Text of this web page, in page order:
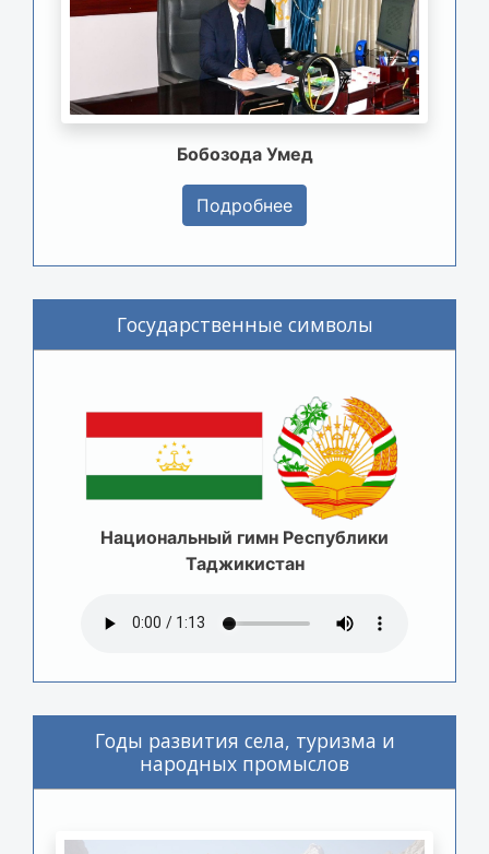
Бобозода Умед
Подробнее
Государственные символы
Национальный гимн Республики
Таджикистан
Годы развития села, туризма и
народных промыслов